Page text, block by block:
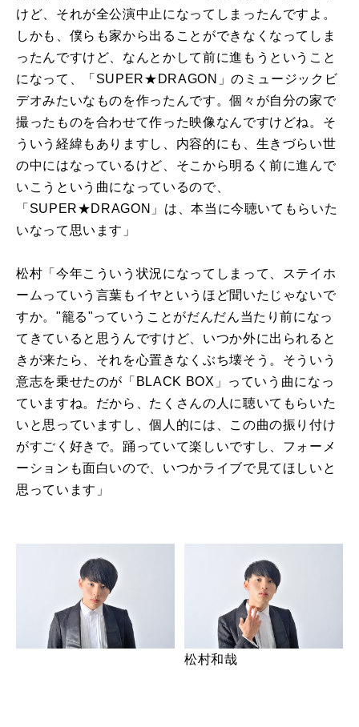
けど、それが全公演中止になってしまったんですよ。
しかも、僕らも家から出ることができなくなってしま
ったんですけど、なんとかして前に進もうということ
になって、「SUPER★DRAGON」のミュージックビ
デオみたいなものを作ったんです。個々が自分の家で
撮ったものを合わせて作った映像なんですけどね。そ
ういう経緯もありますし、内容的にも、生きづらい世
の中にはなっているけど、そこから明るく前に進んで
いこうという曲になっているので、
「SUPER★DRAGON」は、本当に今聴いてもらいた
いなって思います」
松村「今年こういう状況になってしまって、ステイホ
ームっていう言葉もイヤというほど聞いたじゃないで
すか。"籠る"っていうことがだんだん当たり前になっ
てきていると思うんですけど、いつか外に出られると
きが来たら、それを心置きなくぶち壊そう。そういう
意志を乗せたのが「BLACK BOX」っていう曲になっ
ていますね。だから、たくさんの人に聴いてもらいた
いと思っていますし、個人的には、この曲の振り付け
がすごく好きで。踊っていて楽しいですし、フォーメ
ーションも面白いので、いつかライブで見てほしいと
思っています」
松村和哉